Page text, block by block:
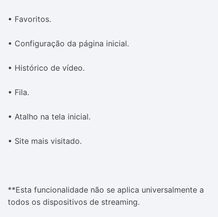
• Favoritos.
• Configuração da página inicial.
• Histórico de vídeo.
• Fila.
• Atalho na tela inicial.
• Site mais visitado.
**Esta funcionalidade não se aplica universalmente a
todos os dispositivos de streaming.